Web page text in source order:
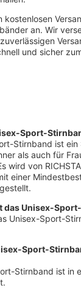
kostenlosen
an. Wir
und sicher
Sport-
Stirnband ist ein
als auch für
wird von
einer
das Unisex-
Unisex-Sport-
Sport-
Stirnband ist in